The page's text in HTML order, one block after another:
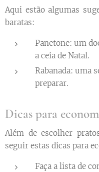
Aqui estão algumas
baratas:
Panetone: um
a ceia de Natal.
Rabanada: uma
preparar.
Dicas para
Além de escolher
seguir estas dicas para
Faça a lista de